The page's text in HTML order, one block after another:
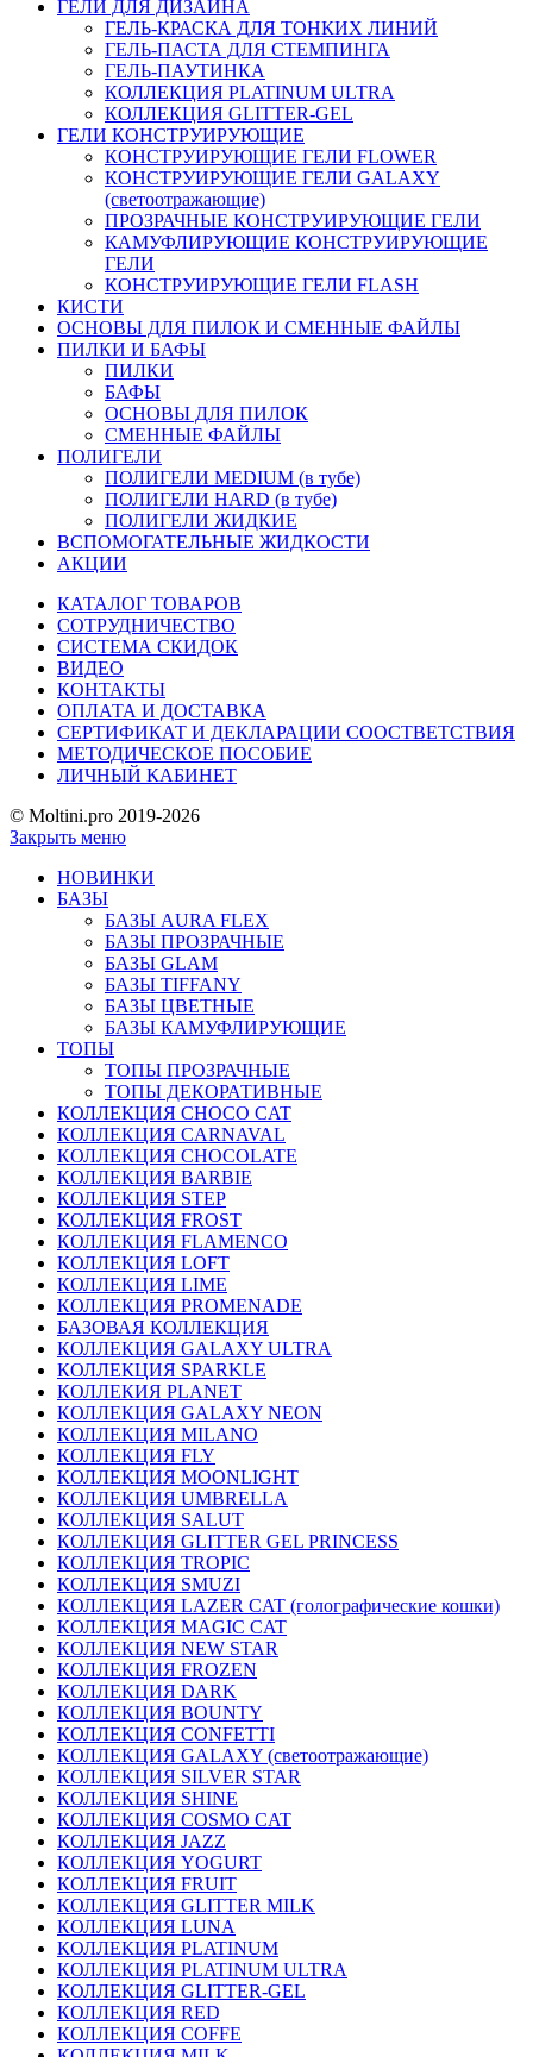
ГЕЛИ ДЛЯ ДИЗАЙНА
ГЕЛЬ-КРАСКА ДЛЯ ТОНКИХ ЛИНИЙ
ГЕЛЬ-ПАСТА ДЛЯ СТЕМПИНГА
ГЕЛЬ-ПАУТИНКА
КОЛЛЕКЦИЯ PLATINUM ULTRA
КОЛЛЕКЦИЯ GLITTER-GEL
ГЕЛИ КОНСТРУИРУЮЩИЕ
КОНСТРУИРУЮЩИЕ ГЕЛИ FLOWER
КОНСТРУИРУЮЩИЕ ГЕЛИ GALAXY
(светоотражающие)
ПРОЗРАЧНЫЕ КОНСТРУИРУЮЩИЕ ГЕЛИ
КАМУФЛИРУЮЩИЕ КОНСТРУИРУЮЩИЕ
ГЕЛИ
КОНСТРУИРУЮЩИЕ ГЕЛИ FLASH
КИСТИ
ОСНОВЫ ДЛЯ ПИЛОК И СМЕННЫЕ ФАЙЛЫ
ПИЛКИ И БАФЫ
ПИЛКИ
БАФЫ
ОСНОВЫ ДЛЯ ПИЛОК
СМЕННЫЕ ФАЙЛЫ
ПОЛИГЕЛИ
ПОЛИГЕЛИ MEDIUM (в тубе)
ПОЛИГЕЛИ HARD (в тубе)
ПОЛИГЕЛИ ЖИДКИЕ
ВСПОМОГАТЕЛЬНЫЕ ЖИДКОСТИ
АКЦИИ
КАТАЛОГ ТОВАРОВ
СОТРУДНИЧЕСТВО
СИСТЕМА СКИДОК
ВИДЕО
КОНТАКТЫ
ОПЛАТА И ДОСТАВКА
СЕРТИФИКАТ И ДЕКЛАРАЦИИ СООСТВЕТСТВИЯ
МЕТОДИЧЕСКОЕ ПОСОБИЕ
ЛИЧНЫЙ КАБИНЕТ
© Moltini.pro 2019-2026
Закрыть меню
НОВИНКИ
БАЗЫ
БАЗЫ AURA FLEX
БАЗЫ ПРОЗРАЧНЫЕ
БАЗЫ GLAM
БАЗЫ TIFFANY
БАЗЫ ЦВЕТНЫЕ
БАЗЫ КАМУФЛИРУЮЩИЕ
ТОПЫ
ТОПЫ ПРОЗРАЧНЫЕ
ТОПЫ ДЕКОРАТИВНЫЕ
КОЛЛЕКЦИЯ CHOCO CAT
КОЛЛЕКЦИЯ CARNAVAL
КОЛЛЕКЦИЯ CHOCOLATE
КОЛЛЕКЦИЯ BARBIE
КОЛЛЕКЦИЯ STEP
КОЛЛЕКЦИЯ FROST
КОЛЛЕКЦИЯ FLAMENCO
КОЛЛЕКЦИЯ LOFT
КОЛЛЕКЦИЯ LIME
КОЛЛЕКЦИЯ PROMENADE
БАЗОВАЯ КОЛЛЕКЦИЯ
КОЛЛЕКЦИЯ GALAXY ULTRA
КОЛЛЕКЦИЯ SPARKLE
КОЛЛЕКИЯ PLANET
КОЛЛЕКЦИЯ GALAXY NEON
КОЛЛЕКЦИЯ MILANO
КОЛЛЕКЦИЯ FLY
КОЛЛЕКЦИЯ MOONLIGHT
КОЛЛЕКЦИЯ UMBRELLA
КОЛЛЕКЦИЯ SALUT
КОЛЛЕКЦИЯ GLITTER GEL PRINCESS
КОЛЛЕКЦИЯ TROPIC
КОЛЛЕКЦИЯ SMUZI
КОЛЛЕКЦИЯ LAZER CAT (голографические кошки)
КОЛЛЕКЦИЯ MAGIC CAT
КОЛЛЕКЦИЯ NEW STAR
КОЛЛЕКЦИЯ FROZEN
КОЛЛЕКЦИЯ DARK
КОЛЛЕКЦИЯ BOUNTY
КОЛЛЕКЦИЯ CONFETTI
КОЛЛЕКЦИЯ GALAXY (светоотражающие)
КОЛЛЕКЦИЯ SILVER STAR
КОЛЛЕКЦИЯ SHINE
КОЛЛЕКЦИЯ COSMO CAT
КОЛЛЕКЦИЯ JAZZ
КОЛЛЕКЦИЯ YOGURT
КОЛЛЕКЦИЯ FRUIT
КОЛЛЕКЦИЯ GLITTER MILK
КОЛЛЕКЦИЯ LUNA
КОЛЛЕКЦИЯ PLATINUM
КОЛЛЕКЦИЯ PLATINUM ULTRA
КОЛЛЕКЦИЯ GLITTER-GEL
КОЛЛЕКЦИЯ RED
КОЛЛЕКЦИЯ COFFE